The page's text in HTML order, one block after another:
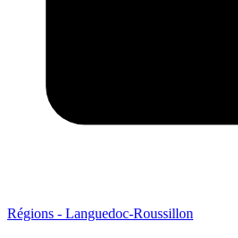
Régions - Languedoc-Roussillon